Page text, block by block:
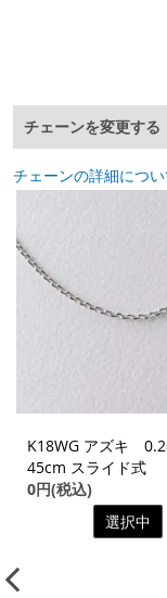
チェーンを変更する
チェーンの詳細につ
K18WG アズキ
45cm スライド式
0円(税込)
選択中